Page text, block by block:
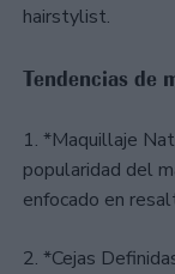
hairstylist.
Tendencias de
1. *Maquillaje
popularidad del
enfocado en
2. *Cejas